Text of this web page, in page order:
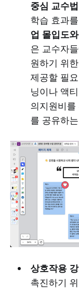
중심 교수법
학습 효과
업 몰입도
은 교수자
원하기 위
제공할 필
닝이나 액
의지원비
를 공유하
상호작용
촉진하기